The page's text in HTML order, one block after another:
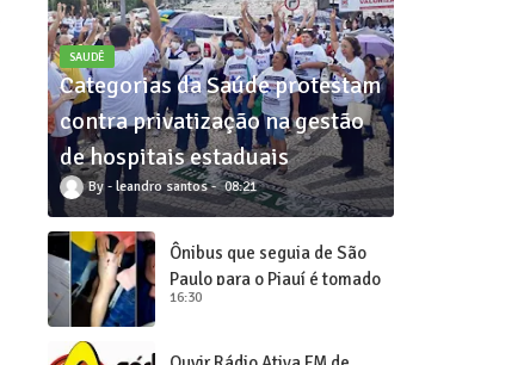
SAUDÊ
Categorias da Saúde protestam
contra privatização na gestão
de hospitais estaduais
leandro santos 08:21
Ônibus que seguia de São
Paulo para o Piauí é tomado
de assalto
16:30